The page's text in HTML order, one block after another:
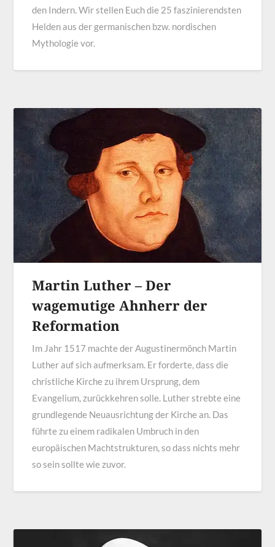
den Indern. Wir stellen Euch die 25 faszinierendsten
Helden aus der germanischen bzw. nordischen
Mythologie vor.
Martin Luther – Der
wagemutige Ahnherr der
Reformation
Im Jahr 1517 machte der Augustinermönch Martin
Luther auf sich aufmerksam. Er forderte, dass die
christliche Kirche zu ihrem Ursprung, dem
Evangelium, zurückkehren solle. Luther strebte eine
grundlegende Neuausrichtung der Kirche an. Das
führte zu einem radikalen Umbruch in den
europäischen Machtstrukturen, so dass nichts mehr
so sein sollte wie zuvor.